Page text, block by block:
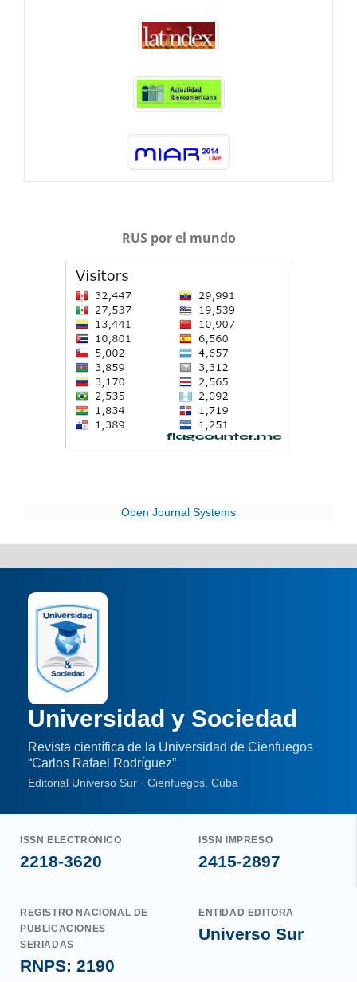
RUS por el mundo
Open Journal Systems
Universidad y Sociedad
Revista científica de la Universidad de Cienfuegos
“Carlos Rafael Rodríguez”
Editorial Universo Sur · Cienfuegos, Cuba
ISSN ELECTRÓNICO
2218-3620
ISSN IMPRESO
2415-2897
REGISTRO NACIONAL DE
PUBLICACIONES
SERIADAS
RNPS: 2190
ENTIDAD EDITORA
Universo Sur